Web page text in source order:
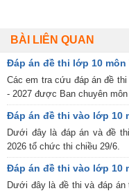
BÀI LIÊN QUAN
Đáp án đề thi lớp 10 môn
Các em tra cứu đáp án đề
- 2027 được Ban chuyên
Đáp án đề thi vào lớp 10
Dưới đây là đáp án và đề
2026 tổ chức thi chiều 29/6.
Đáp án đề thi vào lớp 10
Dưới đây là đề thi và đáp